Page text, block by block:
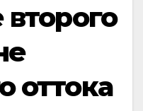
второго
оттока